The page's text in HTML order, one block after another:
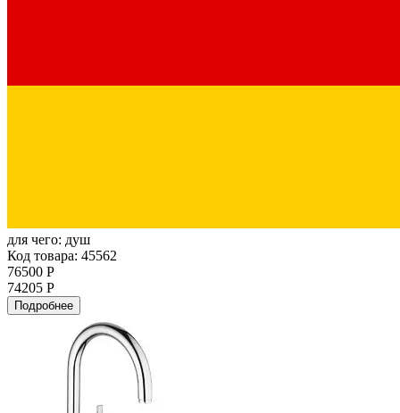
для чего: душ
Код товара: 45562
76500 Р
74205 Р
Подробнее